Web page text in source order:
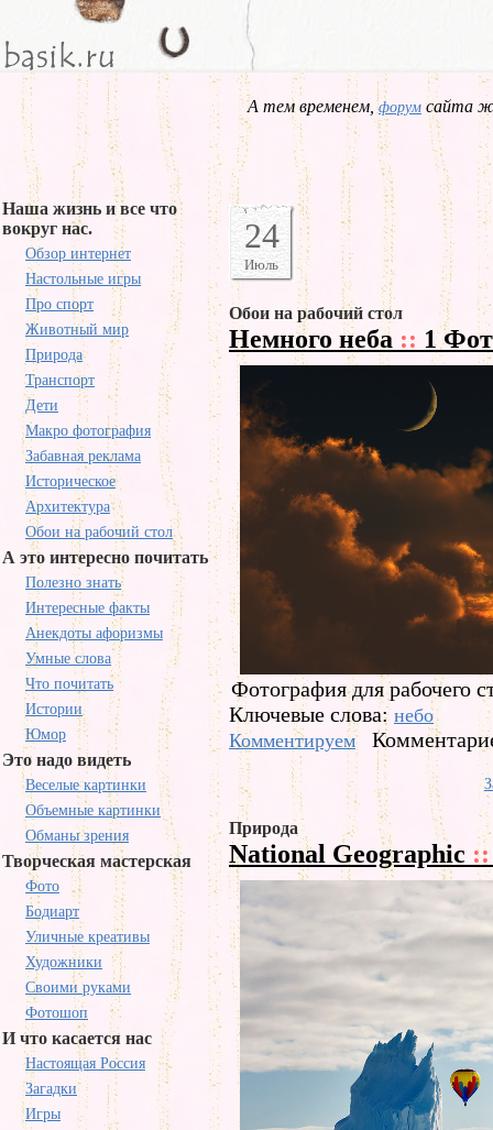
А тем временем,форум сайта
Наша жизнь и все что
вокруг нас.
Обзор интернет
Настольные игры
Про спорт
Животный мир
Природа
Транспорт
Дети
Макро фотография
Забавная реклама
Историческое
Архитектура
Обои на рабочий стол
А это интересно почитать
Полезно знать
Интересные факты
Анекдоты афоризмы
Умные слова
Что почитать
Истории
Юмор
Это надо видеть
Веселые картинки
Объемные картинки
Обманы зрения
Творческая мастерская
Фото
Бодиарт
Уличные креативы
Художники
Своими руками
Фотошоп
И что касается нас
Настоящая Россия
Загадки
Игры
24
Июль
Обои на рабочий стол
Немного неба :: 1
Фотография для рабочего
Ключевые слова: небо
Комментируем
Природа
National Geographic ::